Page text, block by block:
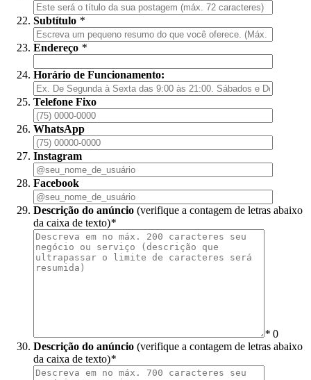
Subtítulo *
Endereço *
Horário de Funcionamento:
Telefone Fixo
WhatsApp
Instagram
Facebook
Descrição do anúncio (verifique a contagem de letras abaixo
da caixa de texto)*
* 0
Descrição do anúncio (verifique a contagem de letras abaixo
da caixa de texto)*